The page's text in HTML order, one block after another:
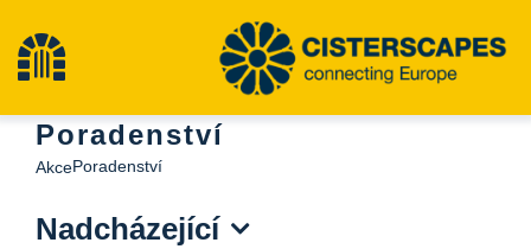
obsahPřepínání
navigace
Cisterscapes
Památky kulturního dědictví
Poradenství
AkcePoradenství
Nadcházející